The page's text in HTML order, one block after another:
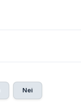
Nei